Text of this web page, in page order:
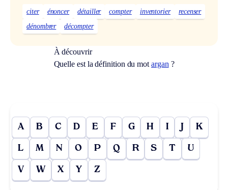
citer énoncer détailler compter inventorier
recenser
dénombrer
décompter
À découvrir
Quelle est la définition du mot argan ?
A B C D E F G H I J K
L M N O P Q R S T U
V W X Y Z